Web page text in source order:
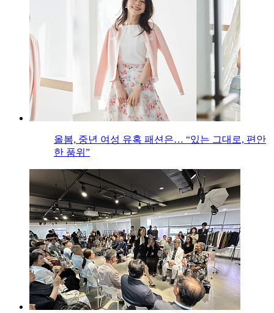
올봄, 중년 여성 유혹 패션은… “있는 그대로, 편안
한 품위”